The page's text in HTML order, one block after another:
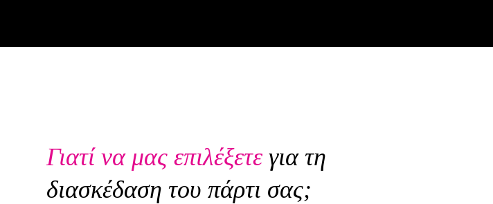
Γιατί να μας επιλέξετε για τη
διασκέδαση του πάρτι σας;